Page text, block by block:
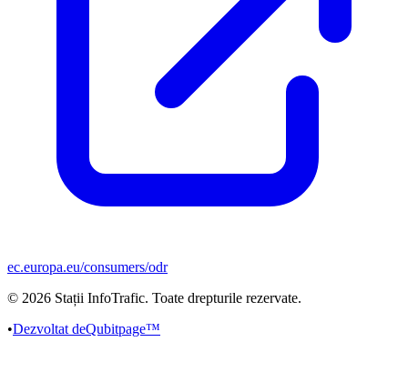
ec.europa.eu/consumers/odr
© 2026 Stații InfoTrafic. Toate drepturile rezervate.
•Dezvoltat deQubitpage™